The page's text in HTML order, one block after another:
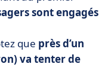
sont engagés
que près d’un
va tenter de